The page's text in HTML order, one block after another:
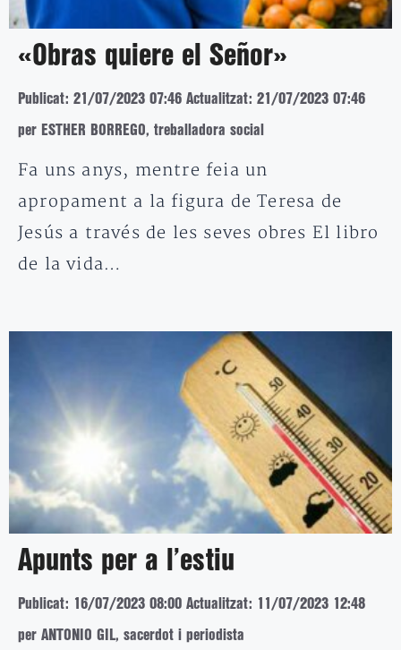
«Obras quiere el Señor»
Publicat: 21/07/2023 07:46 Actualitzat: 21/07/2023 07:46
per ESTHER BORREGO, treballadora social
Fa uns anys, mentre feia un
apropament a la figura de Teresa de
Jesús a través de les seves obres El libro
de la vida…
Apunts per a l’estiu
Publicat: 16/07/2023 08:00 Actualitzat: 11/07/2023 12:48
per ANTONIO GIL, sacerdot i periodista